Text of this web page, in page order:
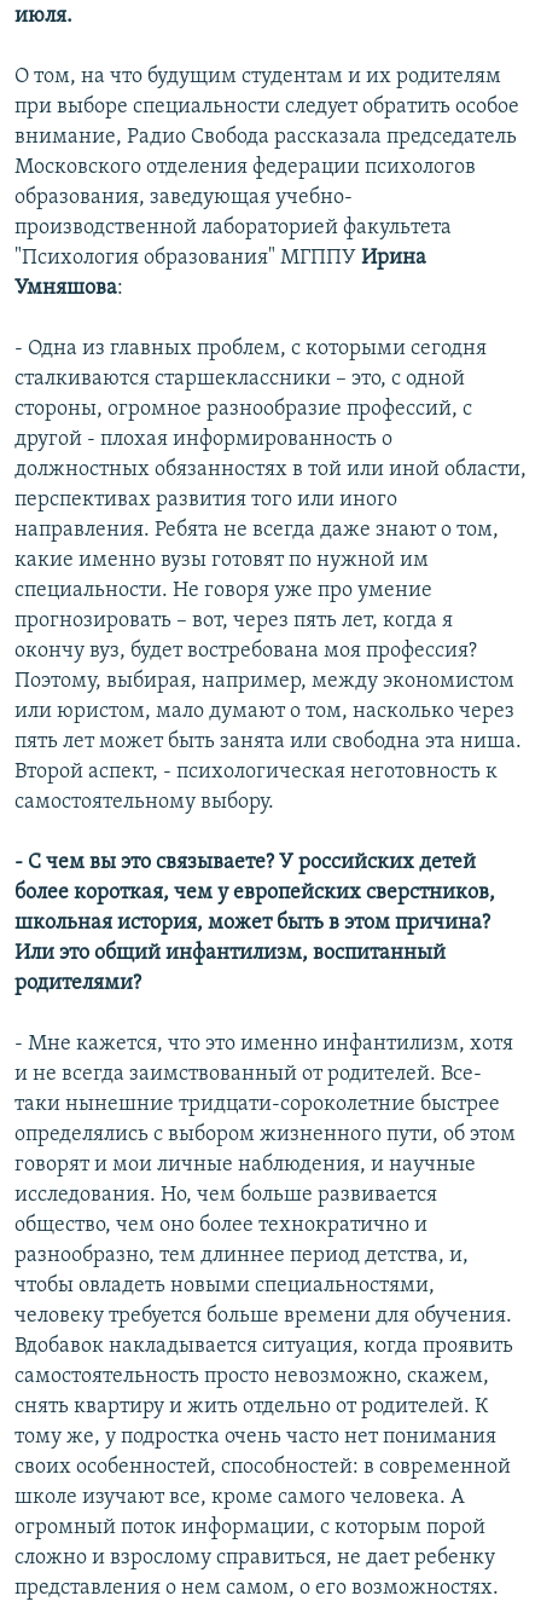
июля.
О том, на что будущим студентам и их родителям
при выборе специальности следует обратить особое
внимание, Радио Свобода рассказала председатель
Московского отделения федерации психологов
образования, заведующая учебно-
производственной лабораторией факультета
"Психология образования" МГППУ Ирина
Умняшова:
- Одна из главных проблем, с которыми сегодня
сталкиваются старшеклассники – это, с одной
стороны, огромное разнообразие профессий, с
другой - плохая информированность о
должностных обязанностях в той или иной области,
перспективах развития того или иного
направления. Ребята не всегда даже знают о том,
какие именно вузы готовят по нужной им
специальности. Не говоря уже про умение
прогнозировать – вот, через пять лет, когда я
окончу вуз, будет востребована моя профессия?
Поэтому, выбирая, например, между экономистом
или юристом, мало думают о том, насколько через
пять лет может быть занята или свободна эта ниша.
Второй аспект, - психологическая неготовность к
самостоятельному выбору.
- С чем вы это связываете? У российских детей
более короткая, чем у европейских сверстников,
школьная история, может быть в этом причина?
Или это общий инфантилизм, воспитанный
родителями?
- Мне кажется, что это именно инфантилизм, хотя
и не всегда заимствованный от родителей. Все-
таки нынешние тридцати-сороколетние быстрее
определялись с выбором жизненного пути, об этом
говорят и мои личные наблюдения, и научные
исследования. Но, чем больше развивается
общество, чем оно более технократично и
разнообразно, тем длиннее период детства, и,
чтобы овладеть новыми специальностями,
человеку требуется больше времени для обучения.
Вдобавок накладывается ситуация, когда проявить
самостоятельность просто невозможно, скажем,
снять квартиру и жить отдельно от родителей. К
тому же, у подростка очень часто нет понимания
своих особенностей, способностей: в современной
школе изучают все, кроме самого человека. А
огромный поток информации, с которым порой
сложно и взрослому справиться, не дает ребенку
представления о нем самом, о его возможностях.